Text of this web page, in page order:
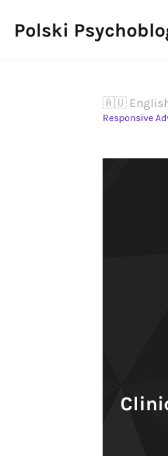
Polski
🇦🇺
Responsive